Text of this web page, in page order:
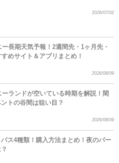
2026/07/02
ー長期天気予報！2週間先・1ヶ月先・
めサイト＆アプリまとめ！
2026/08/09
ーランドが空いている時期を解説！閑
トの谷間は狙い目？
2026/08/09
ス4種類！購入方法まとめ！夜のパー